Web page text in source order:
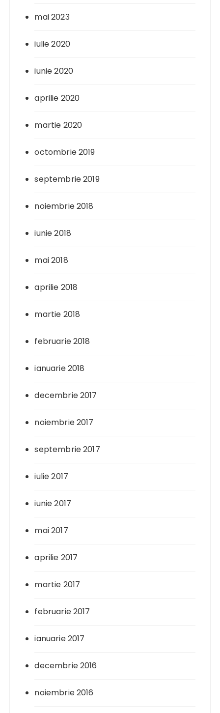
mai 2023
iulie 2020
iunie 2020
aprilie 2020
martie 2020
octombrie 2019
septembrie 2019
noiembrie 2018
iunie 2018
mai 2018
aprilie 2018
martie 2018
februarie 2018
ianuarie 2018
decembrie 2017
noiembrie 2017
septembrie 2017
iulie 2017
iunie 2017
mai 2017
aprilie 2017
martie 2017
februarie 2017
ianuarie 2017
decembrie 2016
noiembrie 2016